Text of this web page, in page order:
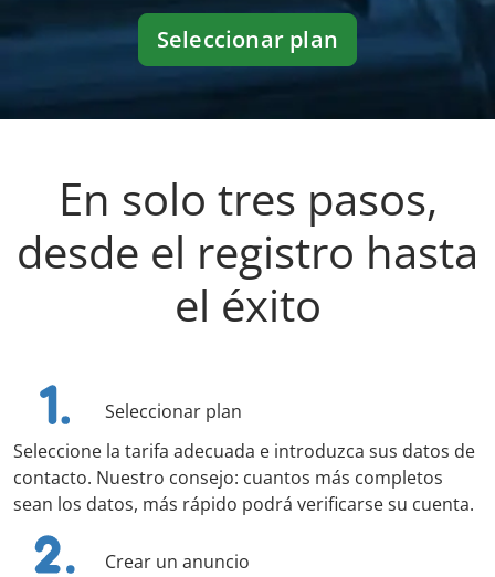
Seleccionar plan
En solo tres pasos,
desde el registro hasta
el éxito
Seleccionar plan
Seleccione la tarifa adecuada e introduzca sus datos de
contacto. Nuestro consejo: cuantos más completos
sean los datos, más rápido podrá verificarse su cuenta.
Crear un anuncio